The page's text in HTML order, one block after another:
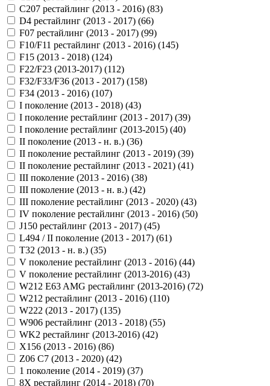
C207 рестайлинг (2013 - 2016) (83)
D4 рестайлинг (2013 - 2017) (66)
F07 рестайлинг (2013 - 2017) (99)
F10/F11 рестайлинг (2013 - 2016) (145)
F15 (2013 - 2018) (124)
F22/F23 (2013-2017) (112)
F32/F33/F36 (2013 - 2017) (158)
F34 (2013 - 2016) (107)
I поколение (2013 - 2018) (43)
I поколение рестайлинг (2013 - 2017) (39)
I поколение рестайлинг (2013-2015) (40)
II поколение (2013 - н. в.) (36)
II поколение рестайлинг (2013 - 2019) (39)
II поколение рестайлинг (2013 - 2021) (41)
III поколение (2013 - 2016) (38)
III поколение (2013 - н. в.) (42)
III поколение рестайлинг (2013 - 2020) (43)
IV поколение рестайлинг (2013 - 2016) (50)
J150 рестайлинг (2013 - 2017) (45)
L494 / II поколение (2013 - 2017) (61)
T32 (2013 - н. в.) (35)
V поколение рестайлинг (2013 - 2016) (44)
V поколение рестайлинг (2013-2016) (43)
W212 E63 AMG рестайлинг (2013-2016) (72)
W212 рестайлинг (2013 - 2016) (110)
W222 (2013 - 2017) (135)
W906 рестайлинг (2013 - 2018) (55)
WK2 рестайлинг (2013-2016) (42)
X156 (2013 - 2016) (86)
Z06 C7 (2013 - 2020) (42)
1 поколение (2014 - 2019) (37)
8X рестайлинг (2014 - 2018) (70)